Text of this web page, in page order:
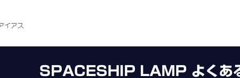
SPACESHIP LAMP よくあ